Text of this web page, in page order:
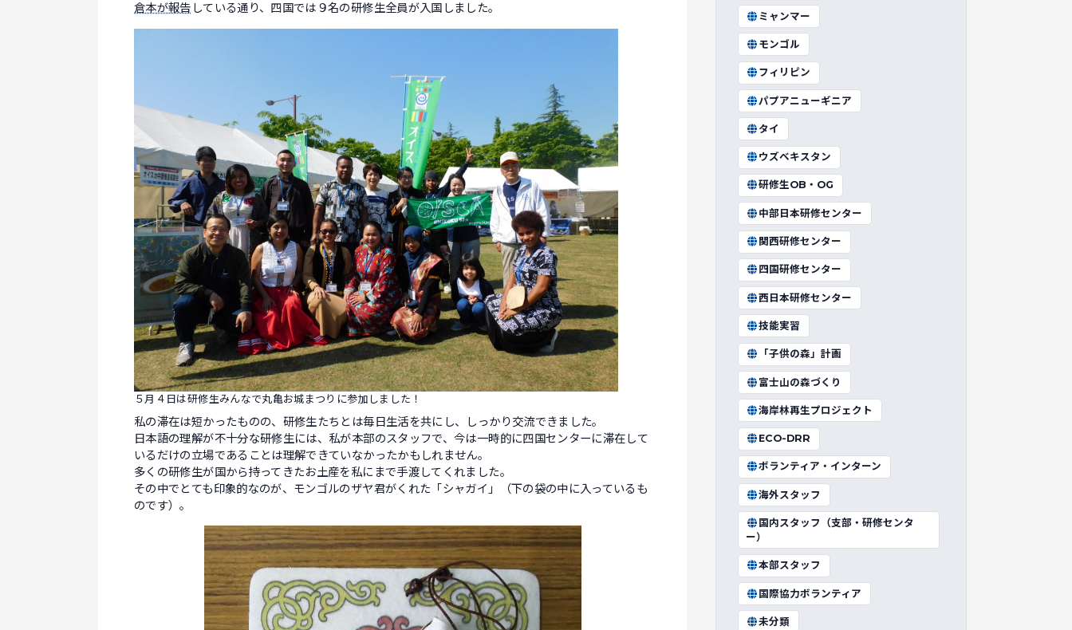
倉本が報告 している通り、四国では９名の研修生全員が入国しました。
５月４日は研修生みんなで丸亀お城まつりに参加しました！
私の滞在は短かったものの、研修生たちとは毎日生活を共にし、しっかり交流できました。
日本語の理解が不十分な研修生には、私が本部のスタッフで、今は一時的に四国センターに滞在して
いるだけの立場であることは理解できていなかったかもしれません。
多くの研修生が国から持ってきたお土産を私にまで手渡してくれました。
その中でとても印象的なのが、モンゴルのザヤ君がくれた「シャガイ」（下の袋の中に入っているも
のです）。
ミャンマー
モンゴル
フィリピン
パプアニューギニア
タイ
ウズベキスタン
研修生OB・OG
中部日本研修センター
関西研修センター
四国研修センター
西日本研修センター
技能実習
「子供の森」計画
富士山の森づくり
海岸林再生プロジェクト
ECO-DRR
ボランティア・インターン
海外スタッフ
国内スタッフ（支部・研修センタ
ー）
本部スタッフ
国際協力ボランティア
未分類